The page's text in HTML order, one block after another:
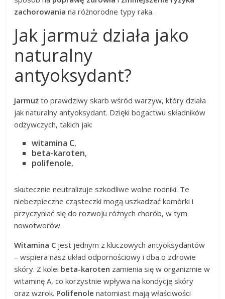
zachorowania na różnorodne typy raka.
Jak jarmuż działa jako
naturalny
antyoksydant?
Jarmuż to prawdziwy skarb wśród warzyw, który działa
jak naturalny antyoksydant. Dzięki bogactwu składników
odżywczych, takich jak:
witamina C,
beta-karoten,
polifenole,
skutecznie neutralizuje szkodliwe wolne rodniki. Te
niebezpieczne cząsteczki mogą uszkadzać komórki i
przyczyniać się do rozwoju różnych chorób, w tym
nowotworów.
Witamina C jest jednym z kluczowych antyoksydantów
– wspiera nasz układ odpornościowy i dba o zdrowie
skóry. Z kolei beta-karoten zamienia się w organizmie w
witaminę A, co korzystnie wpływa na kondycję skóry
oraz wzrok. Polifenole natomiast mają właściwości